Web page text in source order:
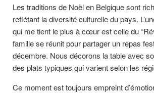
Les traditions de Noël en Belgique sont
reflétant la diversité culturelle du pays.
qui me tient le plus à cœur est celle du
famille se réunit pour partager un repas
décembre. Nous décorons la table avec
des plats typiques qui varient selon les
Ce moment est toujours empreint